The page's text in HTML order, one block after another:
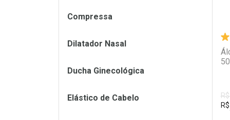
R$
Compressa
Dilatador Nasal
Ducha Ginecológica
Elástico de Cabelo